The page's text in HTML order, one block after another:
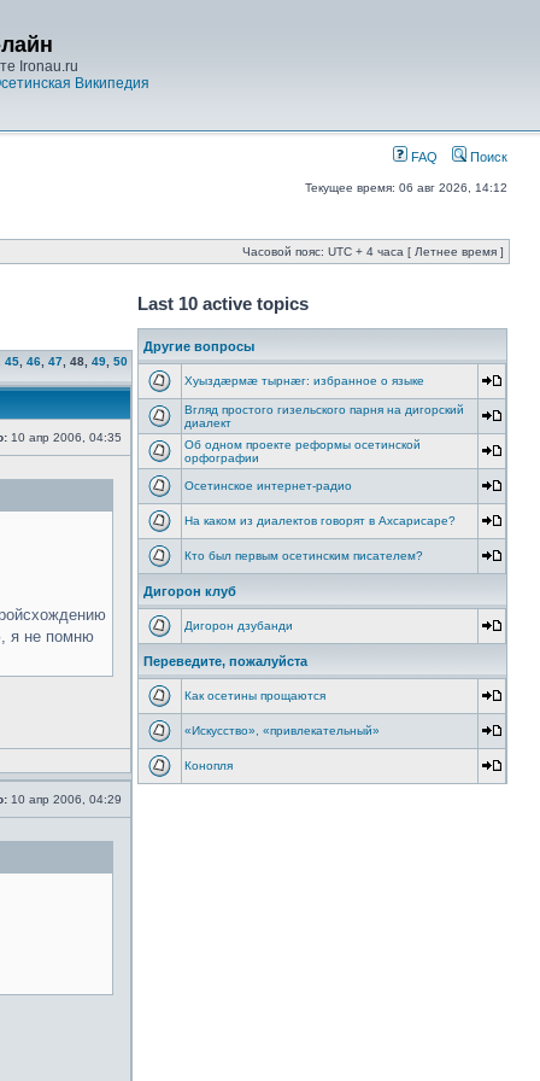
Ironau.ru
Википедия
FAQ Поиск
Текущее время: 06 авг 2026, 14:12
Часовой пояс: UTC + 4 часа [ Летнее время ]
45 46 47 48 49 50
10 апр 2006, 04:35
я не помню
10 апр 2006, 04:29
Last 10 active topics
Другие вопросы
Хуыздæрмæ тырнæг: избранное о языке
Вгляд простого гизельского парня на дигорский
диалект
Об одном проекте реформы осетинской
орфографии
Осетинское интернет-радио
На каком из диалектов говорят в Ахсарисаре?
Кто был первым осетинским писателем?
Дигорон клуб
Дигорон дзубанди
Переведите, пожалуйста
Как осетины прощаются
«Искусство», «привлекательный»
Конопля